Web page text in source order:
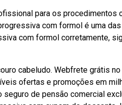
para os procedimentos
com formol é uma
com formol corretamente,
cabeludo. Webfrete grátis
ofertas e promoções em
de pensão comercial